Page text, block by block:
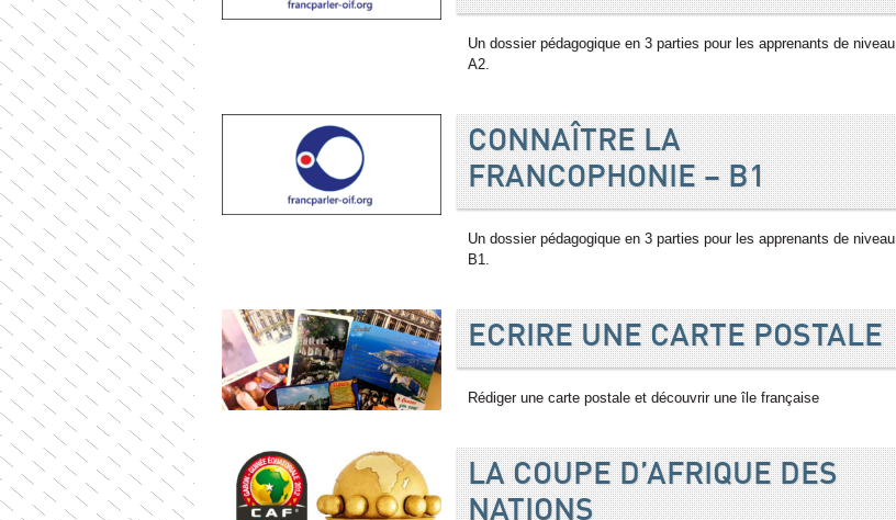
Un dossier pédagogique en 3 parties pour les apprenants de niveau
A2.
CONNAÎTRE LA
FRANCOPHONIE – B1
Un dossier pédagogique en 3 parties pour les apprenants de niveau
B1.
ECRIRE UNE CARTE POSTALE
Rédiger une carte postale et découvrir une île française
LA COUPE D’AFRIQUE DES
NATIONS